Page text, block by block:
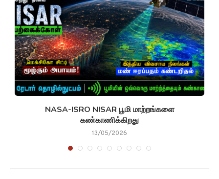
NASA-ISRO NISAR பூமி மாற்றங்களை
கண்காணிக்கிறது
13/05/2026